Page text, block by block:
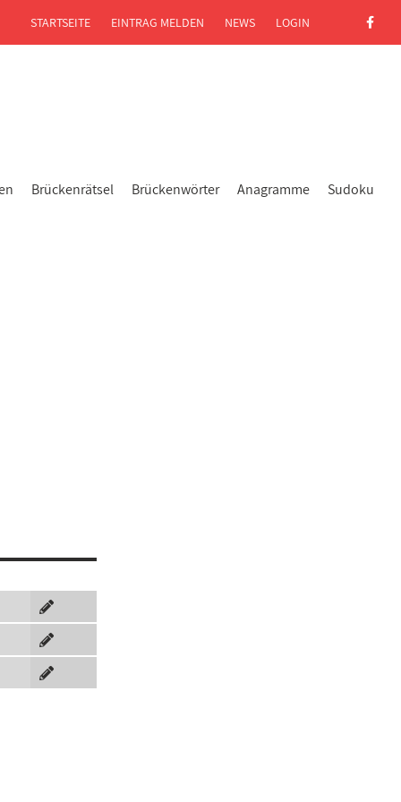
Brückenrätsel Brückenwörter Anagramme Sudoku
STARTSEITE EINTRAG MELDEN NEWS LOGIN